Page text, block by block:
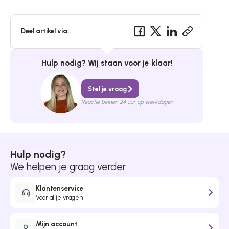
Hulp nodig? Wij staan voor je klaar!
Stel je vraag
Reactie binnen 24 uur op werkdagen
Deel artikel via:
Hulp nodig?
We helpen je graag verder
Klantenservice
Voor al je vragen
Mijn account